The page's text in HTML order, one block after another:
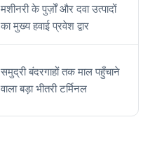
मशीनरी के पुर्ज़ों और दवा उत्पादों
का मुख्य हवाई प्रवेश द्वार
समुद्री बंदरगाहों तक माल पहुँचाने
वाला बड़ा भीतरी टर्मिनल